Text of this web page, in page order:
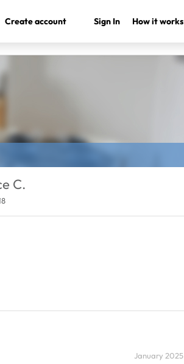
Create account Sign In How it works
C.
January 2025